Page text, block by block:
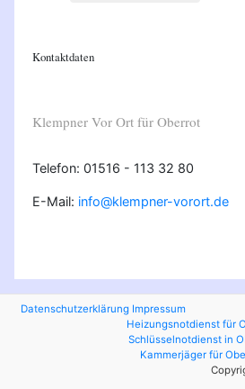
Kontaktdaten
Klempner Vor Ort für Oberrot
Telefon: 01516 - 113 32 80
E-Mail: info@klempner-vorort.de
Datenschutzerklärung Impressum
Heizungsnotdienst für
Schlüsselnotdienst in
Kammerjäger für